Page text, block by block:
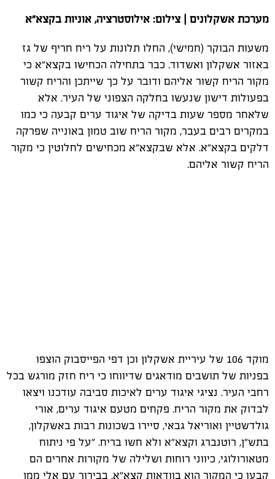
מערכת אשקלונים | צילום: אילוסטרציה, אוניות בקצא"א
משעות הבוקר (חמישי), החלו תלונות על ריח חריף של גז
באזור אשקלון ואשדוד. כבר בתחילה הכחישו בקצא"א כי
מקור הריח קשור אליהם ודובר על כך שייתכן והריח קשור
בפעולות דישון שנעשו בחלקה הצפוני של העיר. אלא
שלאחר מספר שעות בדיקה של איגוד ערים קבעה כי כמו
במקרים רבים בעבר, מקור הריח שוב טמון באונייה שפרקה
דלקים בקצא"א. אלא שבקצא"א מכחישים לחלוטין כי מקור
הריח קשור אליהם.
מוקד 106 של עיריית אשקלון וכן דפי הפייסבוק הוצפו
בפניות של תושבים מודאגים שדיווחו כי ריח חזק מורגש בכל
רחבי העיר. נציגי איגוד ערים לאיכות סביבה עודכנו ויצאו
לבדוק את מקור הריח. פקחים מטעם איגוד ערים, אורי
גולדשטיין ואוריאל גבאי, סיירו בשכונות רבות באשקלון,
בתש"ן, רוטנברג וקצא"א ולא חשו בריח. "על פי ניתוח
מטאורולוגי, כיווני רוחות ושלילה של מקורות אחרים הם
קבעו כי המקור הוא בוודאות קצא"א. בבירור עם אלי ממן